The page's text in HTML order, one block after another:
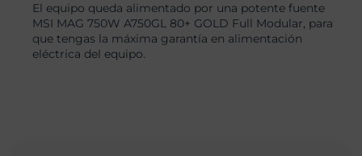
El equipo queda alimentado por una potente fuente
MSI MAG 750W A750GL 80+ GOLD Full Modular, para
que tengas la máxima garantía en alimentación
eléctrica del equipo.